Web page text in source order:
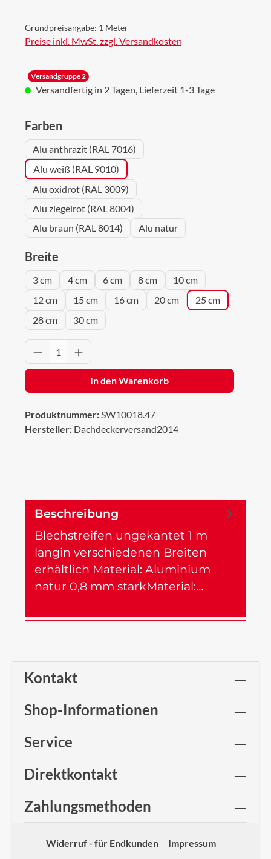
Grundpreisangabe: 1 Meter
Preise inkl. MwSt. zzgl. Versandkosten
Versandgruppe 2
Versandfertig in 2 Tagen, Lieferzeit 1-3 Tage
Farbenauswählen
Alu anthrazit (RAL 7016)
Alu weiß (RAL 9010)
Alu oxidrot (RAL 3009)
Alu ziegelrot (RAL 8004)
Alu braun (RAL 8014)
Alu natur
Breite
3 cm 4 cm 6 cm 8 cm
10 cm
12 cm
15 cm 16 cm 20 cm
25 cm
28 cm
30 cm
Produkt Anzahl: Gib den gewünschten
In den Warenkorb
Produktnummer:SW10018.47
Hersteller: Dachdeckerversand2014
Beschreibung
Blechstreifen ungekantet 1 m
langin verschiedenen Breiten
erhältlich Material: Aluminium
natur 0,8 mm starkMaterial:…
Kontakt
Shop-Informationen
Service
Direktkontakt
Zahlungsmethoden
Widerruf - für Endkunden
Impressum